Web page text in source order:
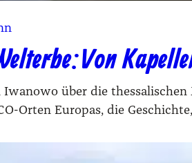
Von
Iwanowo über die
Orten Europas, die